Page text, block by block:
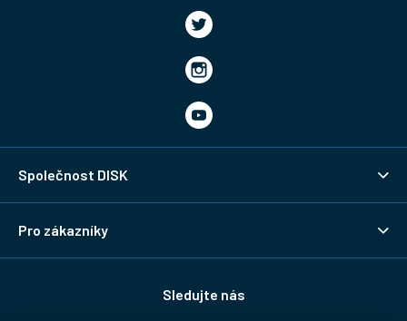
Společnost DISK
Pro zákazníky
Sledujte nás